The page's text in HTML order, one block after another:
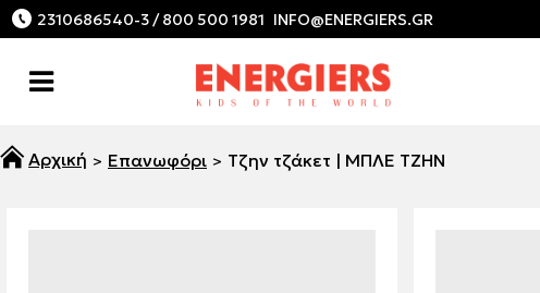
2310686540-3 / 800 500 1981
Επανωφόρι Τζην τζάκετ | ΜΠΛΕ ΤΖΗΝ